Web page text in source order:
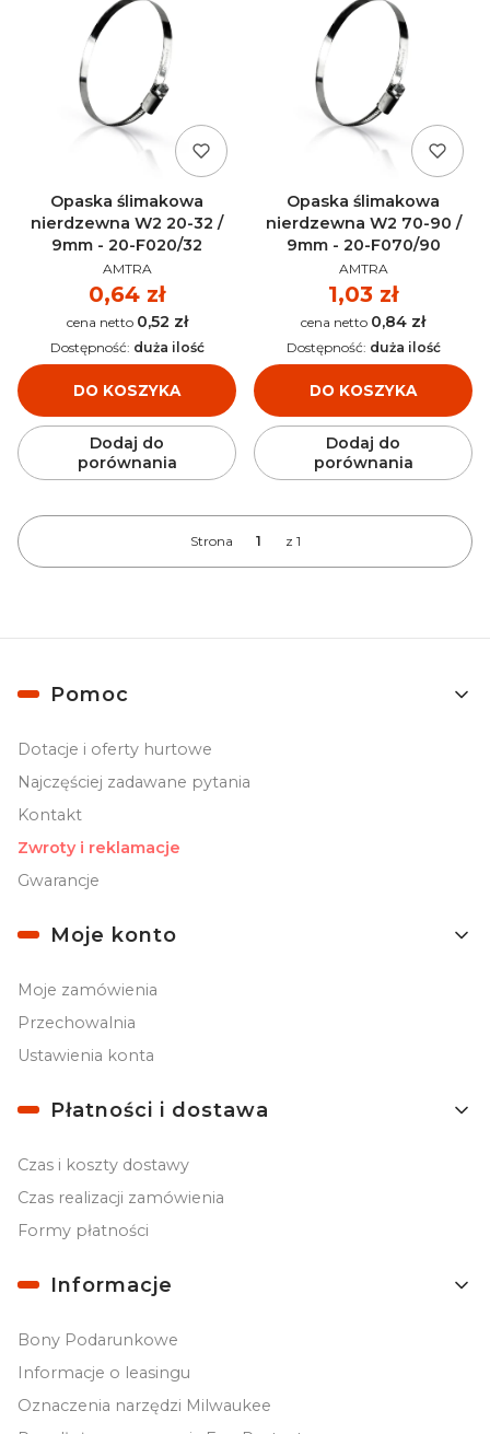
Opaska ślimakowa
nierdzewna W2 20-32 /
9mm - 20-F020/32
PRODUCENT
AMTRA
Cena
0,64 zł
Cena 0,52 zł
DO KOSZYKA
Dostępność: duża ilość
Dodaj do
porównania
Opaska ślimakowa
nierdzewna W2 70-90 /
9mm - 20-F070/90
PRODUCENT
AMTRA
Cena
1,03 zł
Cena 0,84 zł
DO KOSZYKA
Dostępność: duża ilość
Dodaj do
porównania
Strona z 1
Linki w stopce
Pomoc
Dotacje i oferty hurtowe
Najczęściej zadawane pytania
Kontakt
Zwroty i reklamacje
Gwarancje
Moje konto
Moje zamówienia
Przechowalnia
Ustawienia konta
Płatności i dostawa
Czas i koszty dostawy
Czas realizacji zamówienia
Formy płatności
Informacje
Bony Podarunkowe
Informacje o leasingu
Oznaczenia narzędzi Milwaukee